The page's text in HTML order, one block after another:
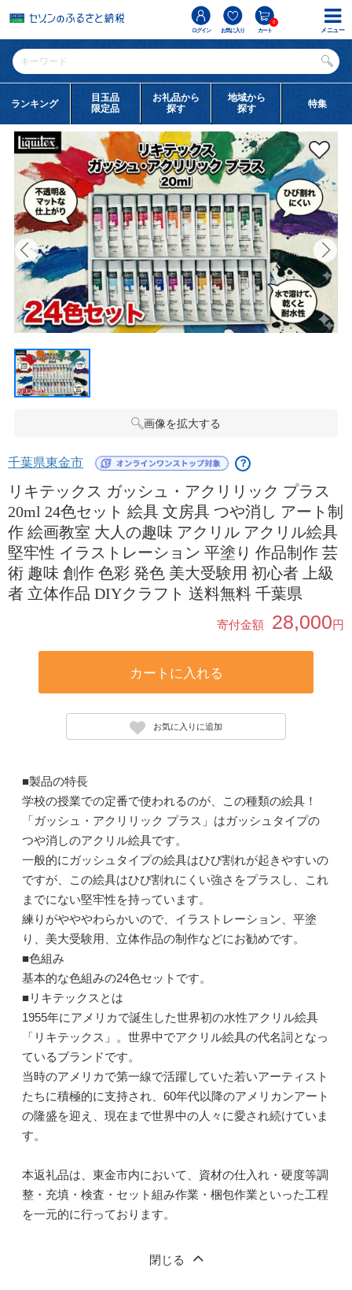
ログイン お気に入り カート
0
ランキング
目玉品
限定品
お礼品から
探す
地域から
探す
特集
画像を拡大する
千葉県東金市 ？
リキテックス ガッシュ・アクリリック プラス
20ml 24色セット 絵具 文房具 つや消し アート制
作 絵画教室 大人の趣味 アクリル アクリル絵具
堅牢性 イラストレーション 平塗り 作品制作 芸
術 趣味 創作 色彩 発色 美大受験用 初心者 上級
者 立体作品 DIYクラフト 送料無料 千葉県
寄付金額 28,000円
カートに入れる
お気に入りに追加
■製品の特長
学校の授業での定番で使われるのが、この種類の絵具！
「ガッシュ・アクリリック プラス」はガッシュタイプの
つや消しのアクリル絵具です。
一般的にガッシュタイプの絵具はひび割れが起きやすいの
ですが、この絵具はひび割れにくい強さをプラスし、これ
までにない堅牢性を持っています。
練りがやややわらかいので、イラストレーション、平塗
り、美大受験用、立体作品の制作などにお勧めです。
■色組み
基本的な色組みの24色セットです。
■リキテックスとは
1955年にアメリカで誕生した世界初の水性アクリル絵具
「リキテックス」。世界中でアクリル絵具の代名詞となっ
ているブランドです。
当時のアメリカで第一線で活躍していた若いアーティスト
たちに積極的に支持され、60年代以降のアメリカンアート
の隆盛を迎え、現在まで世界中の人々に愛され続けていま
す。
本返礼品は、東金市内において、資材の仕入れ・硬度等調
整・充填・検査・セット組み作業・梱包作業といった工程
を一元的に行っております。
閉じる
メニュー